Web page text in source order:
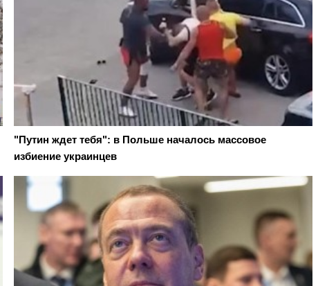
"Путин ждет тебя": в Польше началось массовое
избиение украинцев